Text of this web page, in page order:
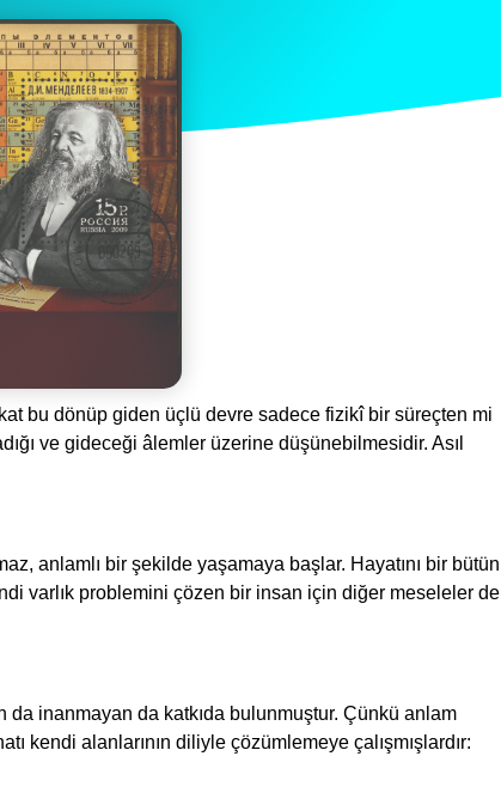
bu dönüp giden üçlü devre sadece fizikî bir süreçten mi
ve gideceği âlemler üzerine düşünebilmesidir. Asıl
anlamlı bir şekilde yaşamaya başlar. Hayatını bir bütün
varlık problemini çözen bir insan için diğer meseleler de
da inanmayan da katkıda bulunmuştur. Çünkü anlam
kendi alanlarının diliyle çözümlemeye çalışmışlardır: